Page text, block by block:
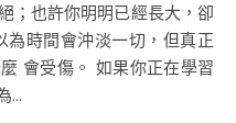
；也許你明明已經長大，卻
時間會沖淡一切，但真正
會受傷。 如果你正在學習
...